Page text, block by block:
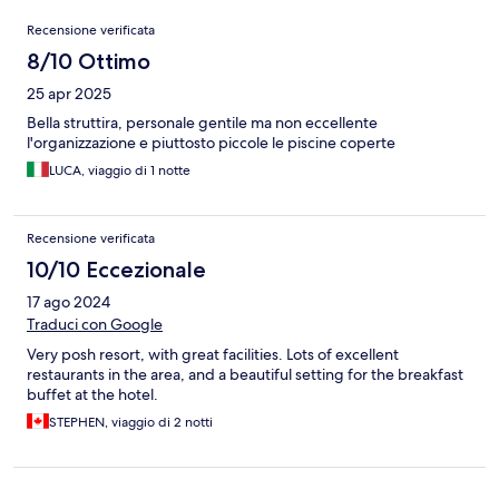
Recensioni
Recensione verificata
8/10 Ottimo
25 apr 2025
Bella struttira, personale gentile ma non eccellente
l'organizzazione e piuttosto piccole le piscine coperte
LUCA, viaggio di 1 notte
Recensione verificata
10/10 Eccezionale
17 ago 2024
Traduci con Google
Very posh resort, with great facilities. Lots of excellent
restaurants in the area, and a beautiful setting for the breakfast
buffet at the hotel.
STEPHEN, viaggio di 2 notti